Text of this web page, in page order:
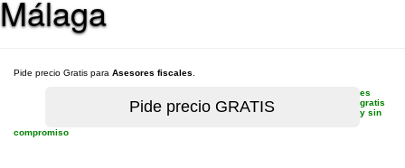
Málaga
Pide precio Gratis para Asesores fiscales
es
gratis
y sin
compromiso